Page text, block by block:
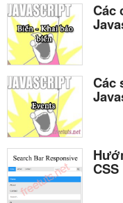
Các
Các
CSS